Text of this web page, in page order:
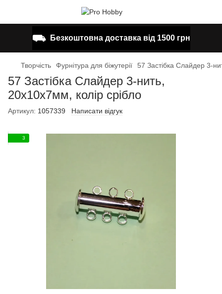
⛟ Безкоштовна доставка від 1500 грн
Творчість Фурнітура для біжутерії 57 Застібка Слайдер 3-
57 Застібка Слайдер 3-нить,
20х10х7мм, колір срібло
Артикул: 1057339 Написати відгук
3